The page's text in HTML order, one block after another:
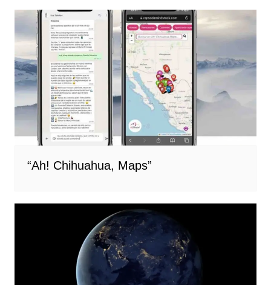
“Ah! Chihuahua, Maps”